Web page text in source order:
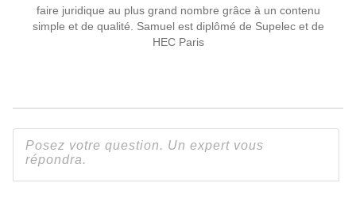
faire juridique au plus grand nombre grâce à un contenu
simple et de qualité. Samuel est diplômé de Supelec et de
HEC Paris